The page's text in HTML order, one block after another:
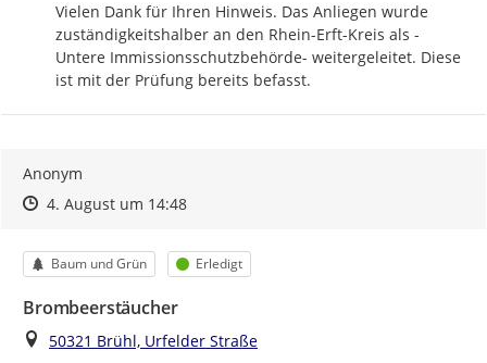
Vielen Dank für Ihren Hinweis. Das Anliegen wurde
zuständigkeitshalber an den Rhein-Erft-Kreis als -
Untere Immissionsschutzbehörde- weitergeleitet. Diese
ist mit der Prüfung bereits befasst.
Anonym
Zeitpunkt des Erstellens
Zeitpunkt des Erstellens
4. August um 14:48Zur Äußerung
Kategorie
Baum und Grün Status
Erledigt
Brombeerstäucher
Ort
50321 Brühl, Urfelder Straße